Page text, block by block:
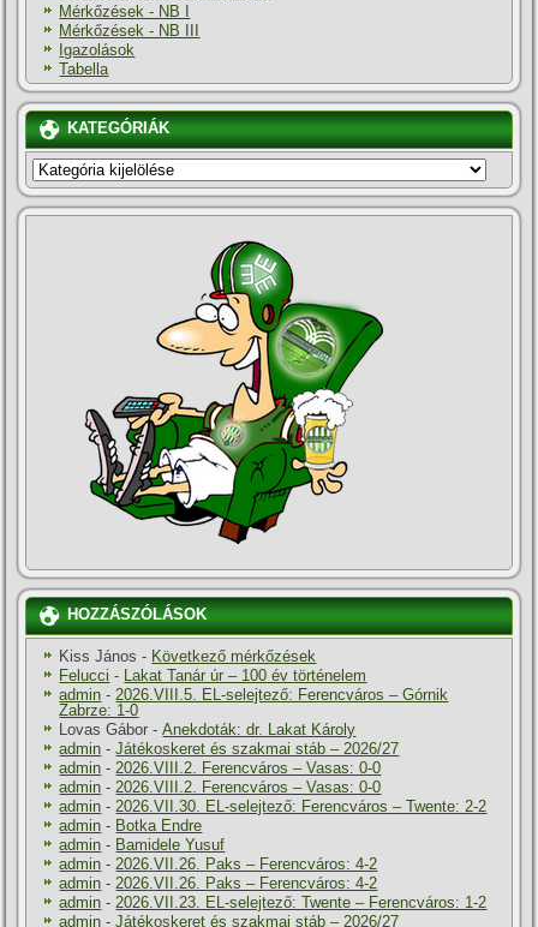
Mérkőzések - NB I
Mérkőzések - NB III
Igazolások
Tabella
KATEGÓRIÁK
KATEGÓRIÁK
HOZZÁSZÓLÁSOK
Kiss János - Következő mérkőzések
Felucci -
Lakat Tanár úr – 100 év történelem
admin - 2026.VIII.5. EL-selejtező: Ferencváros – Górnik
Zabrze: 1-0
Lovas Gábor -Anekdoták: dr. Lakat Károly
admin -Játékoskeret és szakmai stáb – 2026/27
admin - 2026.VIII.2. Ferencváros – Vasas: 0-0
admin - 2026.VIII.2. Ferencváros – Vasas: 0-0
admin - 2026.VII.30. EL-selejtező: Ferencváros – Twente: 2-2
admin - Botka Endre
admin - Bamidele Yusuf
admin - 2026.VII.26. Paks – Ferencváros: 4-2
admin - 2026.VII.26. Paks – Ferencváros: 4-2
admin - 2026.VII.23. EL-selejtező: Twente – Ferencváros: 1-2
admin -Játékoskeret és szakmai stáb – 2026/27